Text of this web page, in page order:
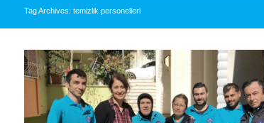
Tag Archives: temizlik personelleri